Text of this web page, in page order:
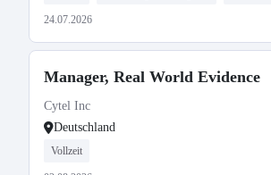
24.07.2026
Manager, Real World Evidence
Cytel Inc
Deutschland
Vollzeit